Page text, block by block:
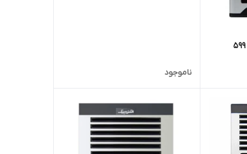
ناموجود